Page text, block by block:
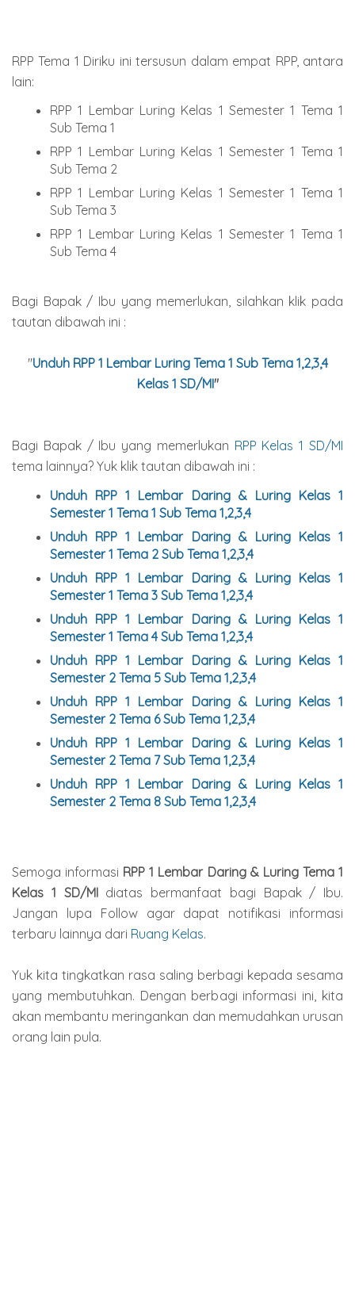
RPP Tema 1 Diriku ini tersusun dalam empat RPP, antara
lain:
RPP 1 Lembar Luring Kelas 1 Semester 1 Tema 1
Sub Tema 1
RPP 1 Lembar Luring Kelas 1 Semester 1 Tema 1
Sub Tema 2
RPP 1 Lembar Luring Kelas 1 Semester 1 Tema 1
Sub Tema 3
RPP 1 Lembar Luring Kelas 1 Semester 1 Tema 1
Sub Tema 4
Bagi Bapak / Ibu yang memerlukan, silahkan klik pada
tautan dibawah ini :
"Unduh RPP 1 Lembar Luring Tema 1 Sub Tema 1,2,3,4
Kelas 1 SD/MI"
Bagi Bapak / Ibu yang memerlukan RPP Kelas 1 SD/MI
tema lainnya? Yuk klik tautan dibawah ini :
Unduh RPP 1 Lembar Daring & Luring Kelas 1
Semester 1 Tema 1 Sub Tema 1,2,3,4
Unduh RPP 1 Lembar Daring & Luring Kelas 1
Semester 1 Tema 2 Sub Tema 1,2,3,4
Unduh RPP 1 Lembar Daring & Luring Kelas 1
Semester 1 Tema 3 Sub Tema 1,2,3,4
Unduh RPP 1 Lembar Daring & Luring Kelas 1
Semester 1 Tema 4 Sub Tema 1,2,3,4
Unduh RPP 1 Lembar Daring & Luring Kelas 1
Semester 2 Tema 5 Sub Tema 1,2,3,4
Unduh RPP 1 Lembar Daring & Luring Kelas 1
Semester 2 Tema 6 Sub Tema 1,2,3,4
Unduh RPP 1 Lembar Daring & Luring Kelas 1
Semester 2 Tema 7 Sub Tema 1,2,3,4
Unduh RPP 1 Lembar Daring & Luring Kelas 1
Semester 2 Tema 8 Sub Tema 1,2,3,4
Semoga informasi RPP 1 Lembar Daring & Luring Tema 1
Kelas 1 SD/MIdiatas bermanfaat bagi Bapak / Ibu.
Jangan lupa Follow agar dapat notifikasi informasi
terbaru lainnya dari Ruang Kelas.
Yuk kita tingkatkan rasa saling berbagi kepada sesama
yang membutuhkan. Dengan berbagi informasi ini, kita
akan membantu meringankan dan memudahkan urusan
orang lain pula.